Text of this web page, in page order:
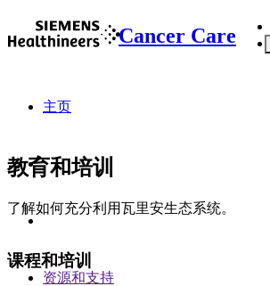
Cancer Care
主页
资源和支持
教育和培训
了解如何充分利用瓦里安生态系统。
课程和培训